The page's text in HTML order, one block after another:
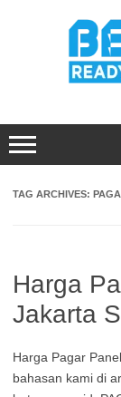
TAG ARCHIVES:
Harga
Jakarta
Harga Pagar
bahasan kami di